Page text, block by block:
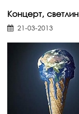
Концерт,
21-03-2013